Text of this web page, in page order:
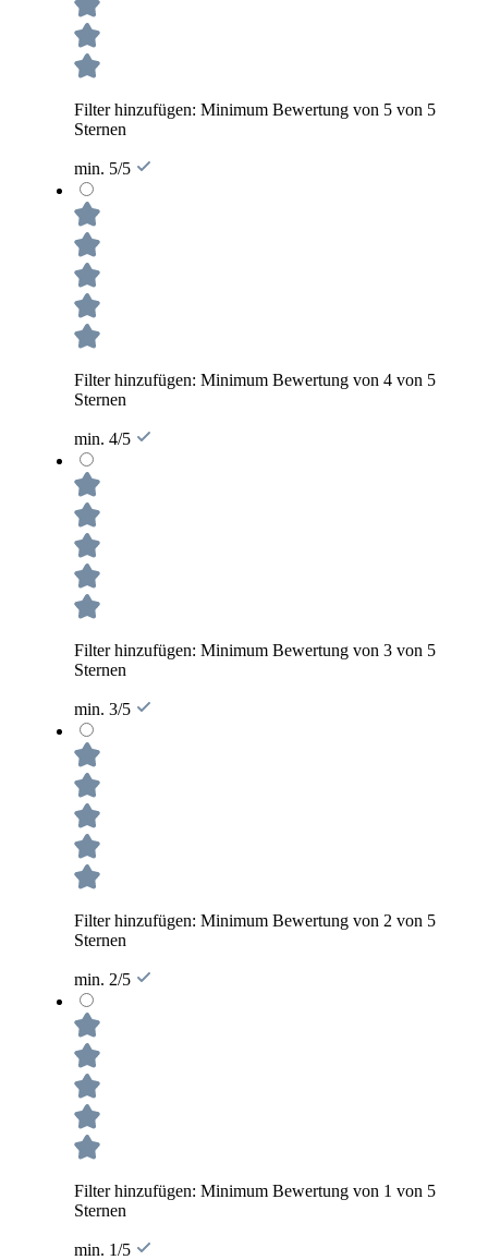
Filter hinzufügen: Minimum Bewertung von 5 von 5
Sternen
min. 5/5
Filter hinzufügen: Minimum Bewertung von 4 von 5
Sternen
min. 4/5
Filter hinzufügen: Minimum Bewertung von 3 von 5
Sternen
min. 3/5
Filter hinzufügen: Minimum Bewertung von 2 von 5
Sternen
min. 2/5
Filter hinzufügen: Minimum Bewertung von 1 von 5
Sternen
min. 1/5